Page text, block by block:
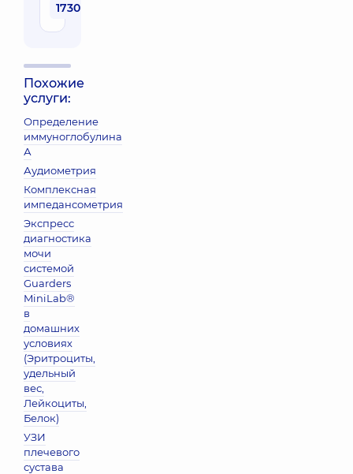
1730 грн
Похожие
услуги:
Определение
иммуноглобулина
А
Аудиометрия
Комплексная
импедансометрия
Экспресс
диагностика
мочи
системой
Guarders
MiniLab®
в
домашних
условиях
(Эритроциты,
удельный
вес,
Лейкоциты,
Белок)
УЗИ
плечевого
сустава